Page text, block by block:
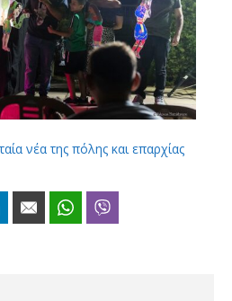
νέα της πόλης και επαρχίας
LinkedIn Email WhatsApp